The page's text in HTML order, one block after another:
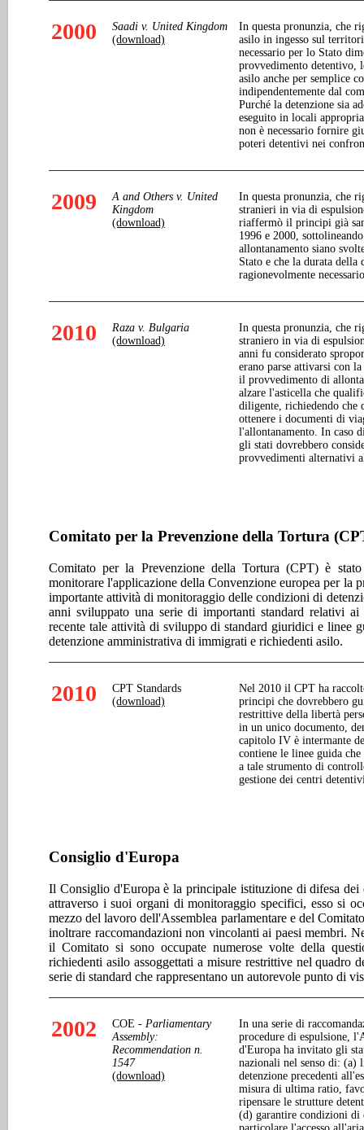
2000
Saadi v. United Kingdom
(download)
In questa pronunzia, che
asilo in ingesso sul
necessario per lo Stato
provvedimento detentivo,
asilo anche per semplice
indipendentemente dal
Purché la detenzione sia
eseguito in locali
non è necessario fornire
poteri detentivi nei
2009
A and Others v. United
Kingdom
(download)
In questa pronunzia, che
stranieri in via di
riaffermò il principi già
1996 e 2000,
allontanamento siano
Stato e che la durata della
ragionevolmente
2010
Raza v. Bulgaria
(download)
In questa pronunzia, che
straniero in via di
anni fu considerato
erano parse attivarsi con
il provvedimento di
alzare l'asticella che
diligente, richiedendo che
ottenere i documenti di
l'allontanamento. In caso
gli stati dovrebbero
provvedimenti alternativi
Comitato per la Prevenzione della Tortura
Comitato per la Prevenzione della Tortura (CPT) è
monitorare l'applicazione della Convenzione europea per la
importante attività di monitoraggio delle condizioni di
anni sviluppato una serie di importanti standard relativi
recente tale attività di sviluppo di standard giuridici e linee
detenzione amministrativa di immigrati e richiedenti asilo.
2010
CPT Standards
(download)
Nel 2010 il CPT ha
principi che dovrebbero
restrittive della libertà
in un unico documento,
capitolo IV è intermante
contiene le linee guida
a tale strumento di
gestione dei centri
Consiglio d'Europa
Il Consiglio d'Europa è la principale istituzione di difesa
attraverso i suoi organi di monitoraggio specifici, esso si
mezzo del lavoro dell'Assemblea parlamentare e del
inoltrare raccomandazioni non vincolanti ai paesi membri.
il Comitato si sono occupate numerose volte della
richiedenti asilo assoggettati a misure restrittive nel quadro
serie di standard che rappresentano un autorevole punto di
2002 COE - Parliamentary
Assembly:
Recommendation n.
1547
(download)
In una serie di
procedure di espulsione,
d'Europa ha invitato gli
nazionali nel senso di: (a)
detenzione precedenti
misura di ultima ratio,
ripensare le strutture
(d) garantire condizioni di